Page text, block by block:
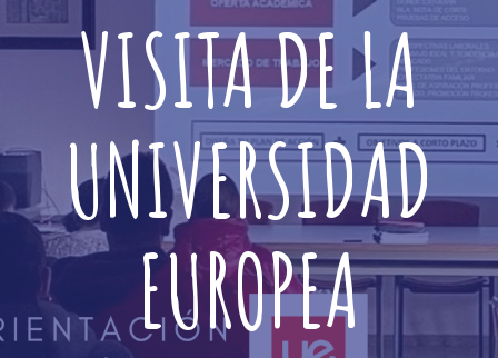
VISITA DE LA
UNIVERSIDAD
EUROPEA